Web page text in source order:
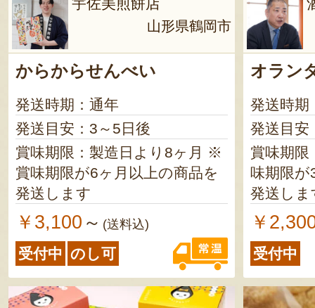
宇佐美煎餅店
山形県鶴岡市
からからせんべい
発送時期：通年
発送目安：3～5日後
賞味期限：製造日より8ヶ月 ※
賞味期限が6ヶ月以上の商品を
発送します
￥3,100 ～ (送料込)
受付中 のし可
オラン
発送時期
発送目安
賞味期限
味期限
発送しま
￥
受付中